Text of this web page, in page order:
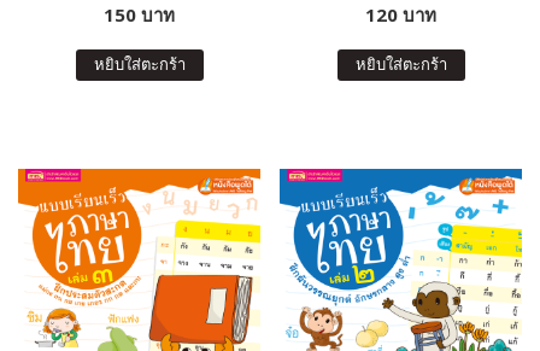
150 บาท
หยิบใส่ตะกร้า
120 บาท
หยิบใส่ตะกร้า